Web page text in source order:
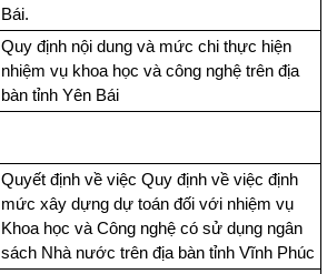
Bái.
Quy định nội dung và mức chi thực hiện
nhiệm vụ khoa học và công nghệ trên địa
bàn tỉnh Yên Bái
Quyết định về việc Quy định về việc định
mức xây dựng dự toán đối với nhiệm vụ
Khoa học và Công nghệ có sử dụng ngân
sách Nhà nước trên địa bàn tỉnh Vĩnh Phúc